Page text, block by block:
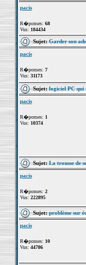
pacis
R�ponses: 68
Vus: 184434
Sujet:Garder son
pacis
R�ponses: 7
Vus: 31173
Sujet:logiciel PC qui
pacis
R�ponses: 1
Vus: 10374
Sujet:La trousse de
pacis
R�ponses: 2
Vus: 222895
Sujet:problème sur
pacis
R�ponses: 10
Vus: 44786